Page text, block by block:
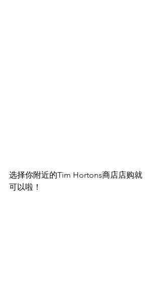
选择你附近的Tim Hortons商店店购就
可以啦！